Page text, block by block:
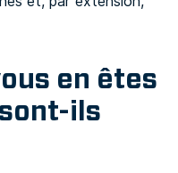
en êtes
ils